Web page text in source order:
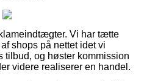
Vi har tætte
shops på nettet idet vi
tilbud, og høster kommission
videre realiserer en handel.